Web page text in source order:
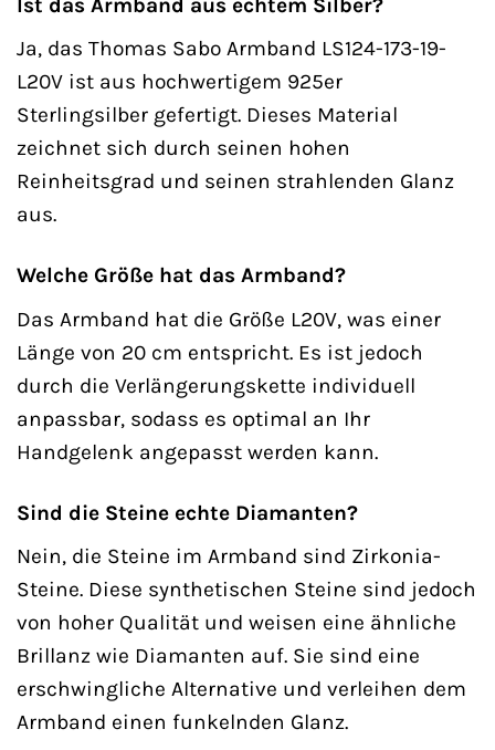
Ja, das Thomas Sabo Armband LS124-173-19-
L20V ist aus hochwertigem 925er
Sterlingsilber gefertigt. Dieses Material
zeichnet sich durch seinen hohen
Reinheitsgrad und seinen strahlenden Glanz
aus.
Welche Größe hat das Armband?
Das Armband hat die Größe L20V, was einer
Länge von 20 cm entspricht. Es ist jedoch
durch die Verlängerungskette individuell
anpassbar, sodass es optimal an Ihr
Handgelenk angepasst werden kann.
Sind die Steine echte Diamanten?
Nein, die Steine im Armband sind Zirkonia-
Steine. Diese synthetischen Steine sind jedoch
von hoher Qualität und weisen eine ähnliche
Brillanz wie Diamanten auf. Sie sind eine
erschwingliche Alternative und verleihen dem
Armband einen funkelnden Glanz.